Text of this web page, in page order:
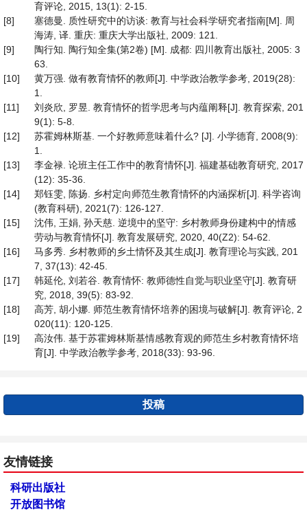
育评论, 2015, 13(1): 2-15.
[8]
塞德曼. 质性研究中的访谈: 教育与社会科学研究者指南[M]. 周
海涛, 译. 重庆: 重庆大学出版社, 2009: 121.
[9]
陶行知. 陶行知全集(第2卷) [M]. 成都: 四川教育出版社, 2005: 3
63.
[10]
黄万强. 做有教育情怀的教师[J]. 中学政治教学参考, 2019(28):
1.
[11]
刘炎欣, 罗昱. 教育情怀的哲学思考与内蕴阐释[J]. 教育探索, 201
9(1): 5-8.
[12]
苏霍姆林斯基. 一个好教师意味着什么? [J]. 小学德育, 2008(9):
1.
[13]
李金禄. 论班主任工作中的教育情怀[J]. 福建基础教育研究, 2017
(12): 35-36.
[14]
郑钰雯, 陈扬. 乡村定向师范生教育情怀的内涵探析[J]. 科学咨询
(教育科研), 2021(7): 126-127.
[15]
沈伟, 王娟, 孙天慈. 逆境中的坚守: 乡村教师身份建构中的情感
劳动与教育情怀[J]. 教育发展研究, 2020, 40(Z2): 54-62.
[16]
马多秀. 乡村教师的乡土情怀及其生成[J]. 教育理论与实践, 201
7, 37(13): 42-45.
[17]
韩延伦, 刘若谷. 教育情怀: 教师德性自觉与职业坚守[J]. 教育研
究, 2018, 39(5): 83-92.
[18]
高芳, 胡小娜. 师范生教育情怀培养的困境与破解[J]. 教育评论, 2
020(11): 120-125.
[19]
高汝伟. 基于苏霍姆林斯基情感教育观的师范生乡村教育情怀培
育[J]. 中学政治教学参考, 2018(33): 93-96.
投稿
友情链接
科研出版社
开放图书馆